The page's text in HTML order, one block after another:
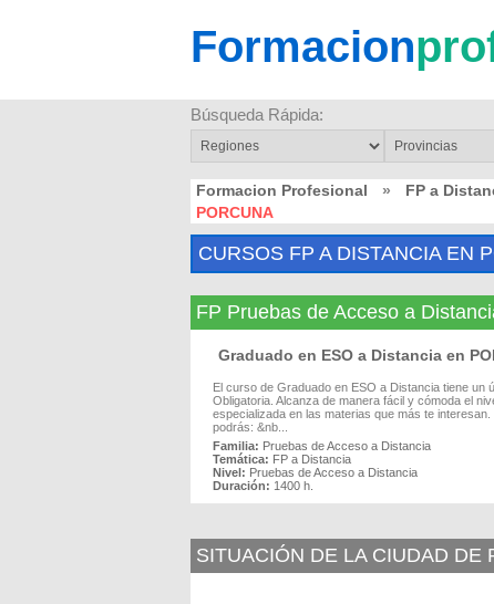
Formacion
Búsqueda Rápida:
Formacion Profesional » FP a
PORCUNA
CURSOS FP A DISTANCIA EN
FP Pruebas de Acceso a
Graduado en ESO a Distancia en
El curso de Graduado en ESO a Distancia tiene
Obligatoria. Alcanza de manera fácil y cómoda el
especializada en las materias que más te
podrás: &nb...
Familia: Pruebas de Acceso a Distancia
Temática: FP a Distancia
Nivel: Pruebas de Acceso a Distancia
Duración: 1400 h.
SITUACIÓN DE LA CIUDAD DE